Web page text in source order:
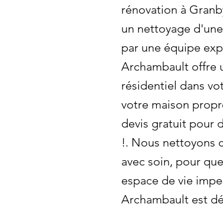
rénovation à
un nettoyage
par une équipe
Archambault offre
résidentiel dans
votre maison
devis gratuit pour
!. Nous nettoyons
avec soin, pour
espace de vie
Archambault est